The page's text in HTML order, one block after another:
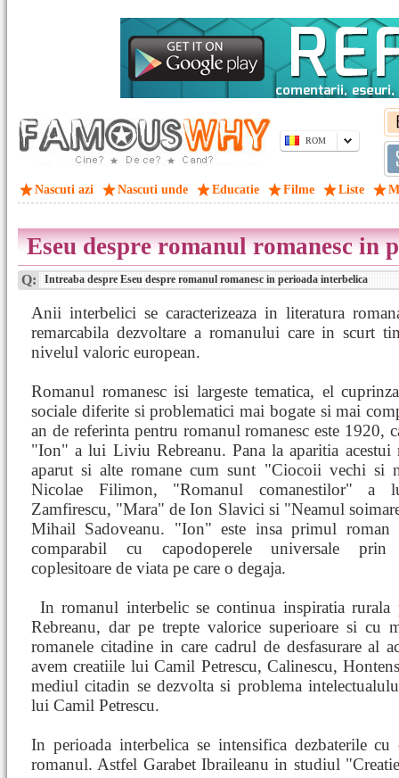
ROM
Nascuti azi Nascuti unde Educatie Filme Liste
Eseu despre romanul romanesc in
Q: Intreaba despre Eseu despre romanul romanesc in perioada interbelica
Anii interbelici se caracterizeaza in literatura
remarcabila dezvoltare a romanului care in scurt
nivelul valoric european.
Romanul romanesc isi largeste tematica, el
sociale diferite si problematici mai bogate si mai
an de referinta pentru romanul romanesc este 1920,
"Ion" a lui Liviu Rebreanu. Pana la aparitia acestui
aparut si alte romane cum sunt "Ciocoii vechi si
Nicolae Filimon, "Romanul comanestilor" a
Zamfirescu, "Mara" de Ion Slavici si "Neamul
Mihail Sadoveanu. "Ion" este insa primul roman
comparabil cu capodoperele universale prin
coplesitoare de viata pe care o degaja.
In romanul interbelic se continua inspiratia
Rebreanu, dar pe trepte valorice superioare si cu
romanele citadine in care cadrul de desfasurare al
avem creatiile lui Camil Petrescu, Calinescu,
mediul citadin se dezvolta si problema
lui Camil Petrescu.
In perioada interbelica se intensifica dezbaterile
romanul. Astfel Garabet Ibraileanu in studiul